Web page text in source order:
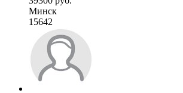
Минск
15642